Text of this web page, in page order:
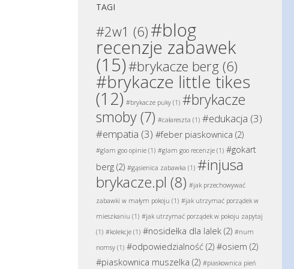
TAGI
#2w1 (6) #blog
recenzje zabawek
(15)#brykacze berg (6)
#brykacze little tikes
(12) #brykacze puky (1) #brykacze
smoby(7) #całareszta (1) #edukacja (3)
#empatia (3) #feber piaskownica (2)
#glam goo opinie (1) #glam goo recenzje (1) #gokart
berg (2) #gąsienica zabawka (1) #injusa
brykacze.pl (8) #jak przechowywać
zabawki w małym pokoju (1) #jak utrzymać porządek w
mieszkaniu (1) #jak utrzymać porządek w pokoju zapytaj
(1) #kolekcje (1) #nosidełka dla lalek (2) #num
nomsy (1) #odpowiedzialność (2) #osiem (2)
#piaskownica muszelka (2) #piaskownica pień